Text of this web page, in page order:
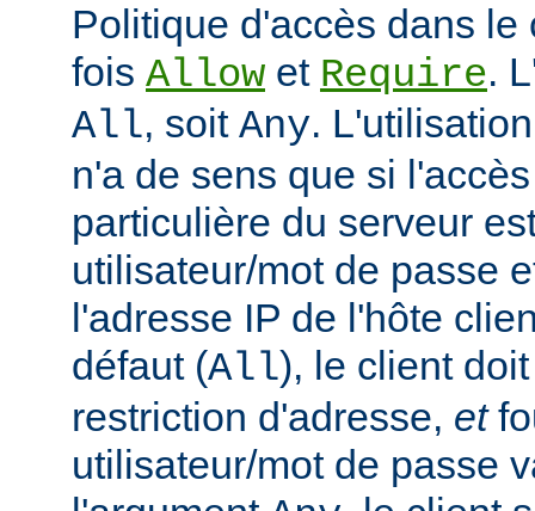
Politique d'accès dans
fois Allow et Require.
All, soit Any.
n'a de sens que si
particulière du serveur
utilisateur/mot de passe
l'adresse IP de l'hôte
défaut (All), le client
restriction d'adresse, et
utilisateur/mot de passe